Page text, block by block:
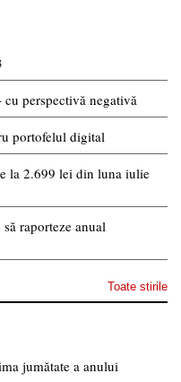
perspectivă negativă
portofelul digital
la 2.699 lei din luna iulie
raporteze anual
Toate stirile
jumătate a anului